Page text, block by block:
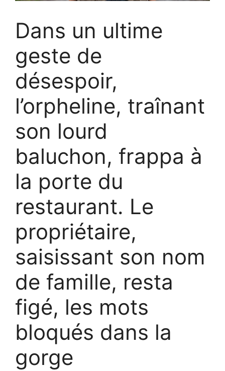
Dans un ultime
geste de
désespoir,
l’orpheline, traînant
son lourd
baluchon, frappa à
la porte du
restaurant. Le
propriétaire,
saisissant son nom
de famille, resta
figé, les mots
bloqués dans la
gorge